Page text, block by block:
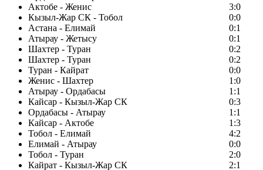
Актобе - Женис
3:0
Кызыл-Жар СК - Тобол
0:0
Астана - Елимай
0:1
Атырау - Жетысу
0:1
Шахтер - Туран
0:2
Шахтер - Туран
0:2
Туран - Кайрат
0:0
Женис - Шахтер
1:0
Атырау - Ордабасы
1:1
Кайсар - Кызыл-Жар СК
0:3
Ордабасы - Атырау
1:1
Кайсар - Актобе
1:3
Тобол - Елимай
4:2
Елимай - Атырау
0:0
Тобол - Туран
2:0
Кайрат - Кызыл-Жар СК
2:1